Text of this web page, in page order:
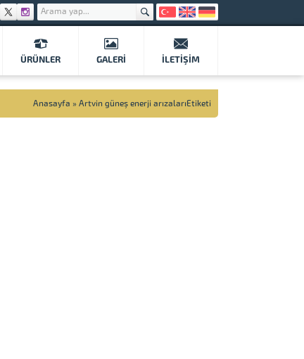
ÜRÜNLER GALERI İLETIŞIM
Anasayfa » Artvin güneş enerji arızalarıEtiketi